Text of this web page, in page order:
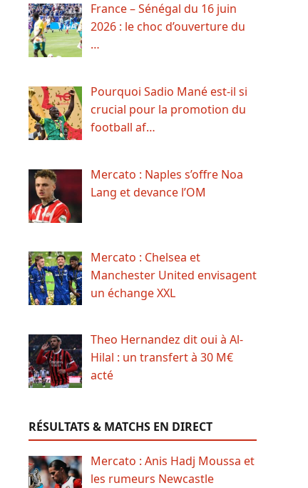
France – Sénégal du 16 juin
2026 : le choc d’ouverture du
…
Pourquoi Sadio Mané est-il si
crucial pour la promotion du
football af…
Mercato : Naples s’offre Noa
Lang et devance l’OM
Mercato : Chelsea et
Manchester United envisagent
un échange XXL
Theo Hernandez dit oui à Al-
Hilal : un transfert à 30 M€
acté
RÉSULTATS & MATCHS EN DIRECT
Mercato : Anis Hadj Moussa et
les rumeurs Newcastle